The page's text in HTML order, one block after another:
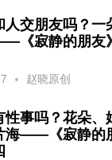
人交朋友吗？一
《寂静的朋友
赵晓原创
性事吗？花朵、
海——《寂静的